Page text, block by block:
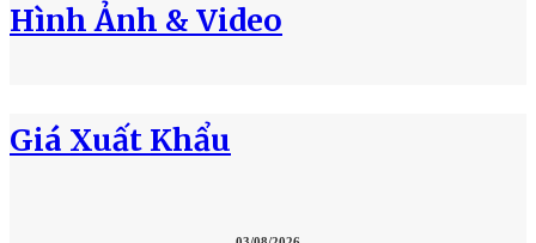
Hình Ảnh & Video
Giá Xuất Khẩu